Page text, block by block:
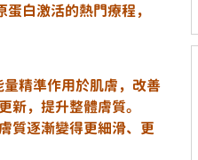
白激活的熱門療程，
精準作用於肌膚，改善
，提升整體膚質。
質逐漸變得更細滑、更